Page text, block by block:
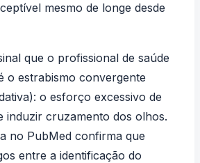
mesmo de longe desde
que o profissional de saúde
o estrabismo convergente
: o esforço excessivo de
induzir cruzamento dos olhos.
no PubMed confirma que
entre a identificação do